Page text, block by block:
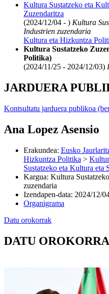
Kultura Sustatzeko eta
Zuzendaritza
(2024/12/04 - ) Kultura
Industrien zuzendaria
Kultura eta Hizkuntza
Kultura Sustatzeko
Politika)
(2024/11/25 - 2024/12/03)
JARDUERA
Kontsultatu jarduera publikoa
Ana Lopez Asensio
Erakundea: Eusko
Hizkuntza Politika >
Sustatzeko eta Kultura eta
Kargua: Kultura
zuzendaria
Izendapen-data: 2024/12/
Organigrama
Datu orokorrak
DATU